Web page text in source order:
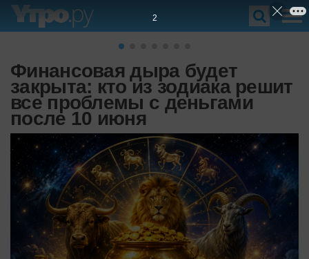
Финансовая дыра будет
закрыта: кто из зодиака решит
все проблемы с деньгами
после 10 июня
1